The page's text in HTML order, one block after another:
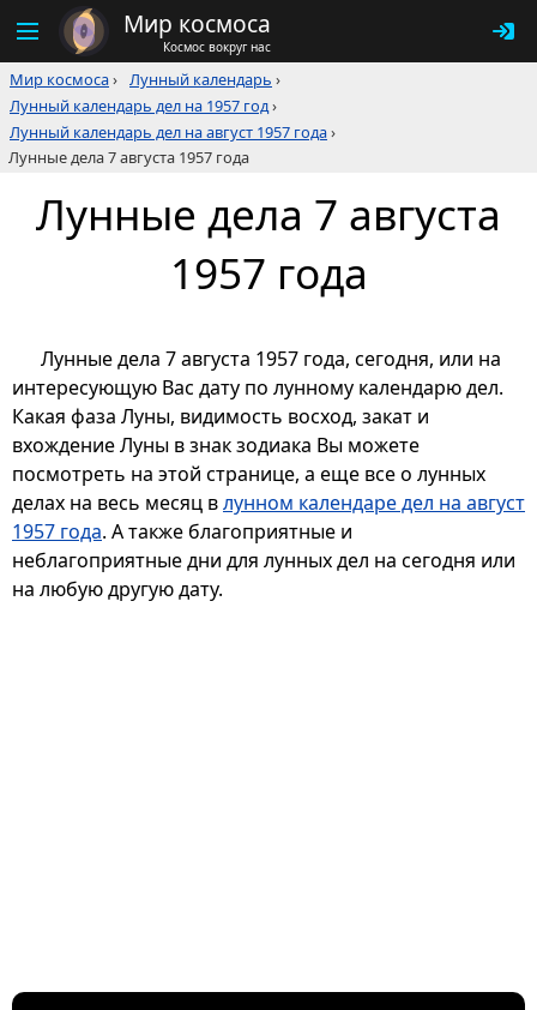
Мир космоса
Космос вокруг нас
Мир космоса› Лунный календарь ›
Лунный календарь дел на 1957 год›
Лунный календарь дел на август 1957 года›
Лунные дела 7 августа 1957 года
Лунные дела 7 августа
1957 года
Лунные дела 7 августа 1957 года, сегодня, или на
интересующую Вас дату по лунному календарю дел.
Какая фаза Луны, видимость восход, закат и
вхождение Луны в знак зодиака Вы можете
посмотреть на этой странице, а еще все о лунных
делах на весь месяц влунном календаре дел на август
1957 года. А также благоприятные и
неблагоприятные дни для лунных дел на сегодня или
на любую другую дату.